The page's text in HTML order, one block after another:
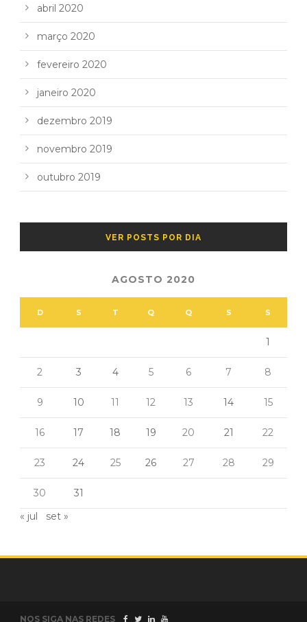
abril 2020
março 2020
fevereiro 2020
janeiro 2020
dezembro 2019
novembro 2019
outubro 2019
VER POSTS POR DIA
AGOSTO 2020
D S T Q Q S S
1
2 3 4 5 6 7 8
9 10 11 12 13 14 15
16 17 18 19 20 21 22
23 24 25 26 27 28 29
30
31
« jul
set »
NOS SIGA NAS REDES